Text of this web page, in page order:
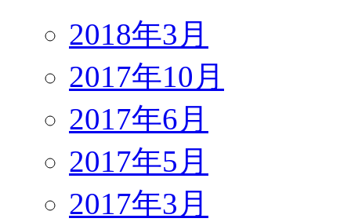
2018年3月
2017年10月
2017年6月
2017年5月
2017年3月